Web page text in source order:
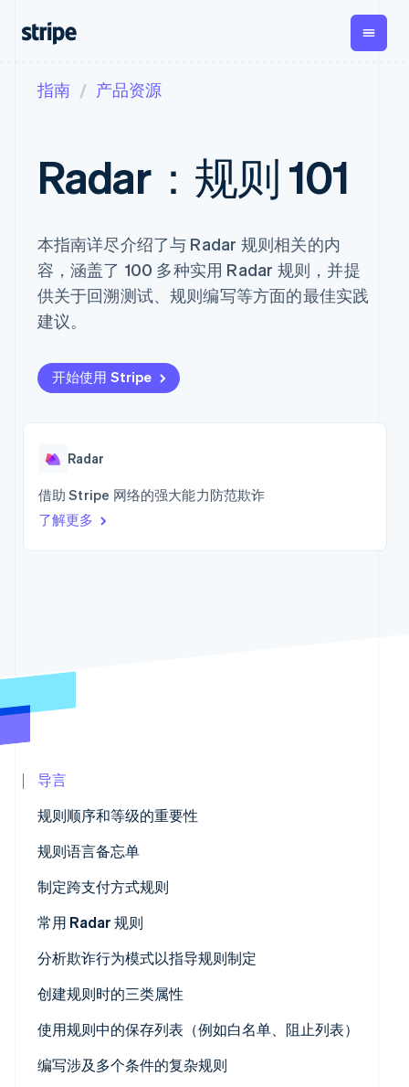
支付
在线支付
Payment links
预构建支付界
面
Elements
灵活的 UI 组件
支付方式
Access to
Terminal
线下支付
Authorization
支付成功率优
Link
经常性收入
Metronome
按用量计费
订阅管理
Invoicing
一次性或定期
账单
Revenue
Recognition
会计自动化
自定义报告
Global
Payouts
Crypto
钱包、
稳定币
发行和
Climate
了解 Stripe 如何为 AI 构建经济基础设施。
按企业阶段
智能体商务
加密货币
电子商务
嵌入式金融
交易市场
资金管理
SaaS
按行业
创作者经济
Marketplace
文档
Stripe Apps
指南
接受线上付款
实施预建结账流程
发行稳定币支持的支付
卡
务
资源
代码示例
学习
支持
获取支持
管理支持方案
专业服务
公司
产品路线图
Stripe Press
联系
指南 产品资源
Radar：规则 101
本指南详尽介绍了与 Radar 规则相关的内
容，涵盖了 100 多种实用 Radar 规则，并提
供关于回溯测试、规则编写等方面的最佳实践
建议。
开始使用 Stripe
Radar
借助 Stripe 网络的强大能力防范欺诈
了解更多
导言
规则顺序和等级的重要性
规则语言备忘单
使用自然语言编写规则
制定跨支付方式规则
常用 Radar 规则
用于防止银行卡测试或信用卡套现的规则
用于防止已知风险 SKU 欺诈的规则
有助于防范各种支付方式欺诈的规则
分析欺诈行为模式以指导规则制定
欺诈审核
更深入理解欺诈的推动因素
创建规则时的三类属性
第 1 类
第 2 类
使用规则中的保存列表（例如白名单、阻止列表）
编写涉及多个条件的复杂规则